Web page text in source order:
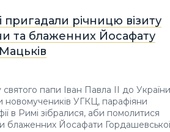
пригадали річницю візиту
та блаженних Йосафату
папи Іван Павла ІІ до України
УГКЦ, парафіяни
в Римі зібралися, аби помолитися
блаженних Йосафати Гордашевської